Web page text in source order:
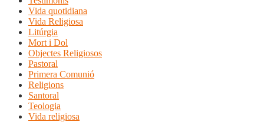
Vida quotidiana
Vida Religiosa
Litúrgia
Mort i Dol
Objectes Religiosos
Pastoral
Primera Comunió
Religions
Santoral
Teologia
Vida religiosa